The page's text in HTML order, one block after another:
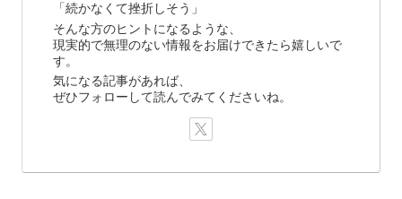
「続かなくて挫折しそう」
そんな方のヒントになるような、
現実的で無理のない情報をお届けできたら嬉しいで
す。
気になる記事があれば、
ぜひフォローして読んでみてくださいね。